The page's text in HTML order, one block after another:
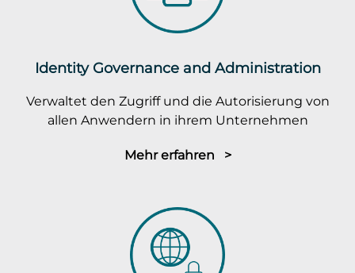
Identity Governance and Administration
Verwaltet den Zugriff und die Autorisierung von
allen Anwendern in ihrem Unternehmen
Mehr erfahren >